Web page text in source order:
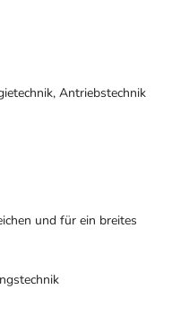
Antriebstechnik
und für ein breites